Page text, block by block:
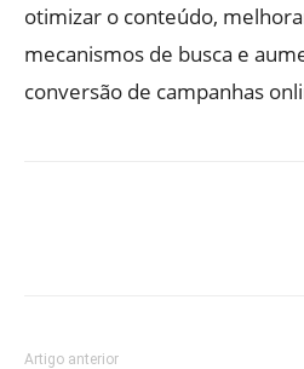
otimizar o conteúdo,
mecanismos de busca e
conversão de campanhas
Artigo anterior